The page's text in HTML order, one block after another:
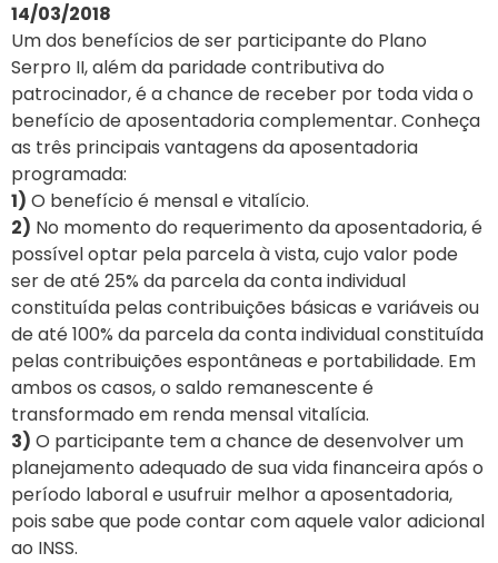
14/03/2018
Um dos benefícios de ser participante do Plano
Serpro II, além da paridade contributiva do
patrocinador, é a chance de receber por toda vida o
benefício de aposentadoria complementar. Conheça
as três principais vantagens da aposentadoria
programada:
1) O benefício é mensal e vitalício.
2) No momento do requerimento da aposentadoria, é
possível optar pela parcela à vista, cujo valor pode
ser de até 25% da parcela da conta individual
constituída pelas contribuições básicas e variáveis ou
de até 100% da parcela da conta individual constituída
pelas contribuições espontâneas e portabilidade. Em
ambos os casos, o saldo remanescente é
transformado em renda mensal vitalícia.
3) O participante tem a chance de desenvolver um
planejamento adequado de sua vida financeira após o
período laboral e usufruir melhor a aposentadoria,
pois sabe que pode contar com aquele valor adicional
ao INSS.